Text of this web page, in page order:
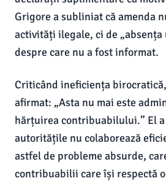
Grigore a subliniat că amenda
activități ilegale, ci de „absența
despre care nu a fost informat.
Criticând ineficiența
afirmat: „Asta nu mai este
hărțuirea contribuabilului.” El
autoritățile nu colaborează
astfel de probleme absurde,
contribuabilii care își respectă